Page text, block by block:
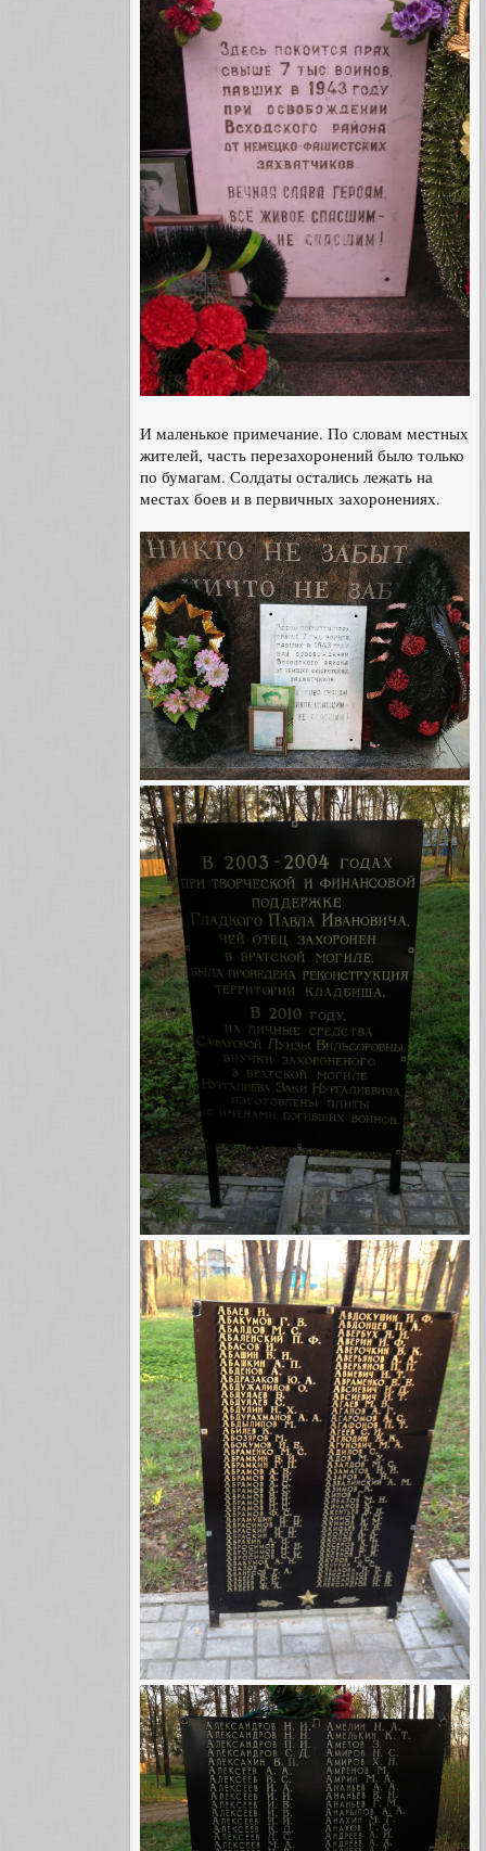
И маленькое примечание. По словам местных
жителей, часть перезахоронений было только
по бумагам. Солдаты остались лежать на
местах боев и в первичных захоронениях.